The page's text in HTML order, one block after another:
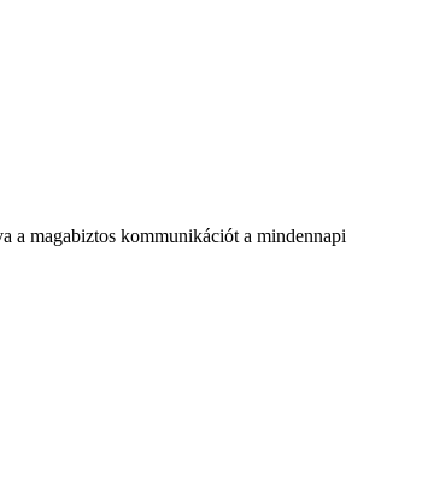
a magabiztos kommunikációt a mindennapi